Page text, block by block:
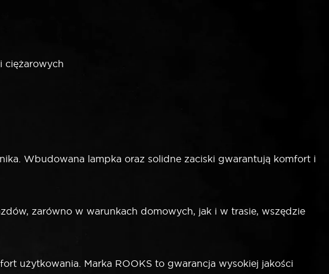
ciężarowych
Wbudowana lampka oraz solidne zaciski gwarantują komfort i
zarówno w warunkach domowych, jak i w trasie, wszędzie
użytkowania. Marka ROOKS to gwarancja wysokiej jakości